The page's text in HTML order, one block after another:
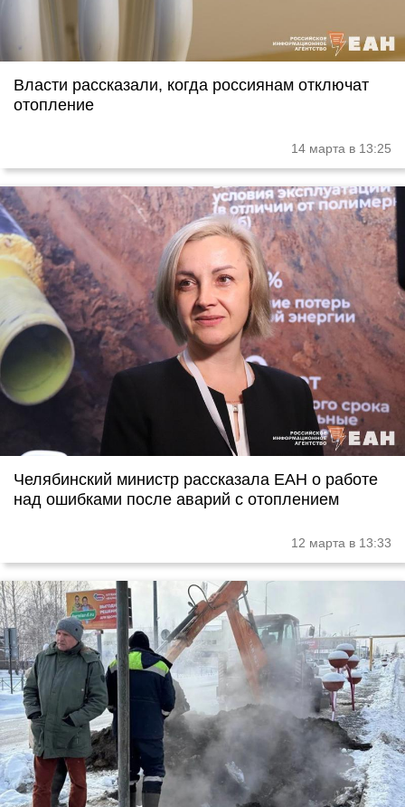
Власти рассказали, когда россиянам отключат
отопление
14 марта в 13:25
Челябинский министр рассказала ЕАН о работе
над ошибками после аварий с отоплением
12 марта в 13:33